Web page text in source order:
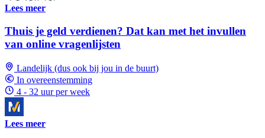
Lees meer
Thuis je geld verdienen? Dat kan met het invullen
van online vragenlijsten
Landelijk (dus ook bij jou in de buurt)
In overeenstemming
4 - 32 uur per week
Lees meer